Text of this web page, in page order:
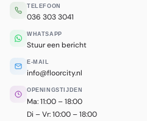
TELEFOON
036 303 3041
WHATSAPP
Stuur een bericht
E-MAIL
info@floorcity.nl
OPENINGSTIJDEN
Ma: 11:00 – 18:00
Di – Vr: 10:00 – 18:00